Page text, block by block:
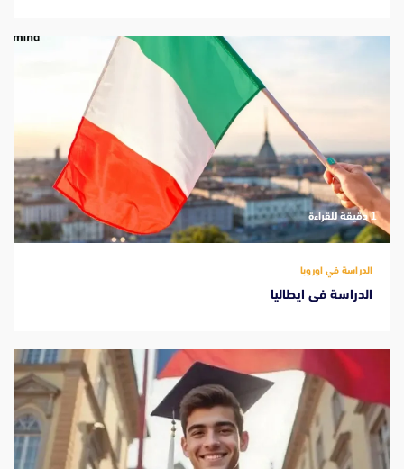
‫1 دقيقة للقراءة
الدراسة في اوروبا
الدراسة فى ايطاليا